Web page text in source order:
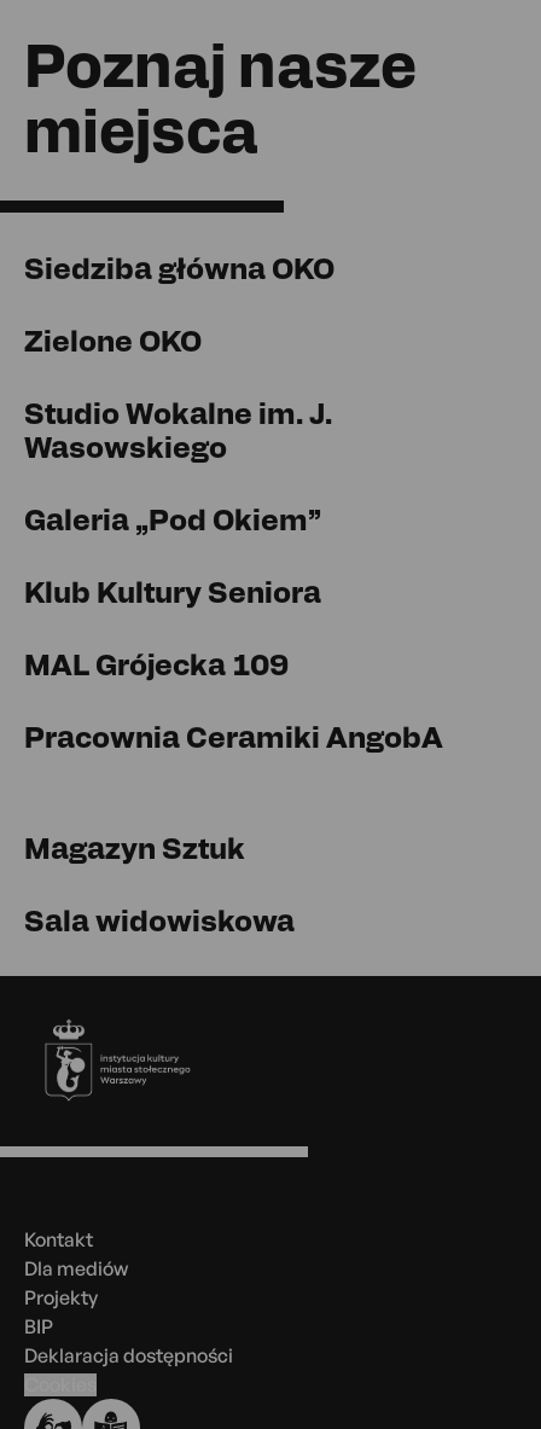
Poznaj nasze
miejsca
Siedziba główna OKO
Zielone OKO
Studio Wokalne im. J.
Wasowskiego
Galeria „Pod Okiem”
Klub Kultury Seniora
MAL Grójecka 109
Pracownia Ceramiki AngobA
Magazyn Sztuk
Sala widowiskowa
Stopka
Menu
Kontakt
Dla mediów
Projekty
BIP
Deklaracja dostępności